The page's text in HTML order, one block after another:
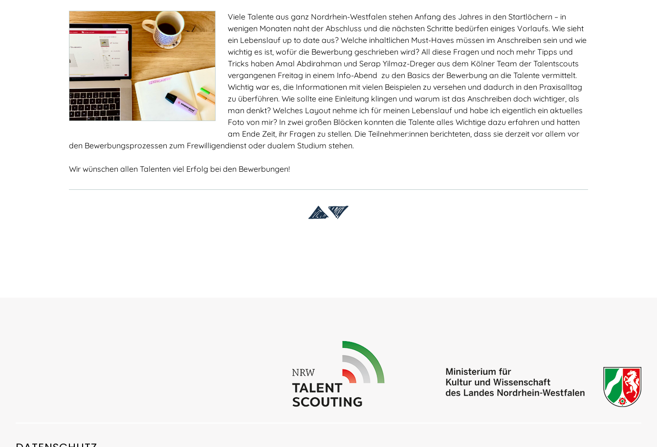
Talentscouting
Eindrücke
Testimonials & Talentstories
TalentNetzwerk Köln
Team Köln
Viele Talente aus ganz Nordrhein-Westfalen stehen Anfang des Jahres in den Startlöchern – in
wenigen Monaten naht der Abschluss und die nächsten Schritte bedürfen einiges Vorlaufs. Wie sieht
ein Lebenslauf up to date aus? Welche inhaltlichen Must-Haves müssen im Anschreiben sein und wie
wichtig es ist, wofür die Bewerbung geschrieben wird? All diese Fragen und noch mehr Tipps und
Tricks haben Amal Abdirahman und Serap Yilmaz-Dreger aus dem Kölner Team der Talentscouts
vergangenen Freitag in einem Info-Abend zu den Basics der Bewerbung an die Talente vermittelt.
Wichtig war es, die Informationen mit vielen Beispielen zu versehen und dadurch in den Praxisalltag
zu überführen. Wie sollte eine Einleitung klingen und warum ist das Anschreiben doch wichtiger, als
man denkt? Welches Layout nehme ich für meinen Lebenslauf und habe ich eigentlich ein aktuelles
Foto von mir? In zwei großen Blöcken konnten die Talente alles Wichtige dazu erfahren und hatten
am Ende Zeit, ihr Fragen zu stellen. Die Teilnehmer:innen berichteten, dass sie derzeit vor allem vor
den Bewerbungsprozessen zum Frewilligendienst oder dualem Studium stehen.
Wir wünschen allen Talenten viel Erfolg bei den Bewerbungen!